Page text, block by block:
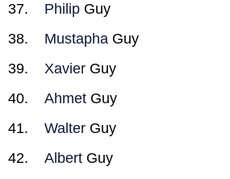
Philip Guy
Mustapha Guy
Xavier Guy
Ahmet Guy
Walter Guy
Albert Guy